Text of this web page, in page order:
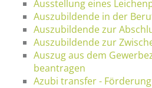
Ausstellung eines
Auszubildende in der
Auszubildende zur
Auszubildende zur
Auszug aus dem
beantragen
Azubi transfer -